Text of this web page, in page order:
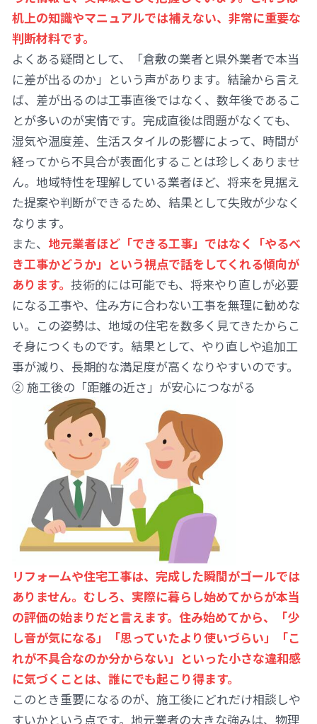
机上の知識やマニュアルでは補えない、非常に重要な
判断材料です。
よくある疑問として、「倉敷の業者と県外業者で本当
に差が出るのか」という声があります。結論から言え
ば、差が出るのは工事直後ではなく、数年後であるこ
とが多いのが実情です。完成直後は問題がなくても、
湿気や温度差、生活スタイルの影響によって、時間が
経ってから不具合が表面化することは珍しくありませ
ん。地域特性を理解している業者ほど、将来を見据え
た提案や判断ができるため、結果として失敗が少なく
なります。
また、 地元業者ほど「できる工事」ではなく「やるべ
き工事かどうか」という視点で話をしてくれる傾向が
あります。 技術的には可能でも、将来やり直しが必要
になる工事や、住み方に合わない工事を無理に勧めな
い。この姿勢は、地域の住宅を数多く見てきたからこ
そ身につくものです。結果として、やり直しや追加工
事が減り、長期的な満足度が高くなりやすいのです。
② 施工後の「距離の近さ」が安心につながる
リフォームや住宅工事は、完成した瞬間がゴールでは
ありません。むしろ、実際に暮らし始めてからが本当
の評価の始まりだと言えます。住み始めてから、「少
し音が気になる」「思っていたより使いづらい」「こ
れが不具合なのか分からない」といった小さな違和感
に気づくことは、誰にでも起こり得ます。
このとき重要になるのが、施工後にどれだけ相談しや
すいかという点です。地元業者の大きな強みは、物理